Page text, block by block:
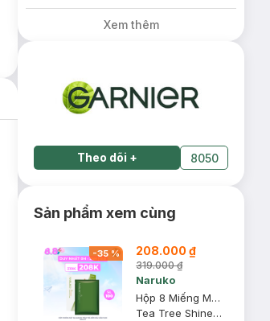
Xem thêm
Theo dõi + 8050
Sản phẩm xem cùng
-35% 208.000 ₫
319.000 ₫
Naruko
Hộp 8 Miếng Mặt Nạ Naruko Tràm Trà Kiềm Dầu Giảm Mụn 26ml/M
Tea Tree Shine Control and Blemish Clear Mask